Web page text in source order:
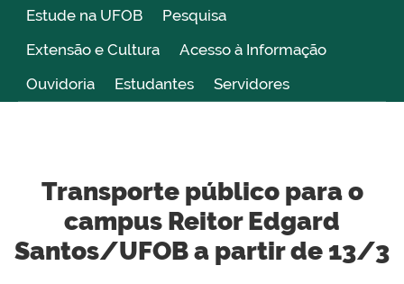
Estude na UFOB
Pesquisa
Extensão e Cultura
Acesso à Informação
Ouvidoria
Estudantes Servidores
Transporte público para o
campus Reitor Edgard
Santos/UFOB a partir de 13/3